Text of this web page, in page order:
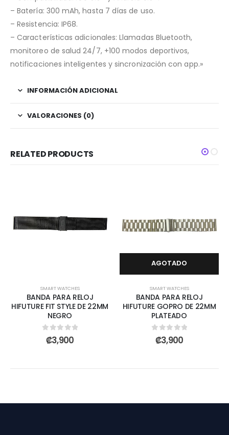
– Batería: 300 mAh, hasta 7 días de uso.
– Resistencia: IP68.
– Características adicionales: Llamadas Bluetooth,
monitoreo de salud 24/7, +100 modos deportivos,
notificaciones inteligentes y sincronización con app.»
INFORMACIÓN ADICIONAL
VALORACIONES (0)
RELATED PRODUCTS
SMART WATCHES
BANDA PARA RELOJ
HIFUTURE FIT STYLE DE 22MM
NEGRO
out of 5
₡3,900
AGOTADO
SMART WATCHES
BANDA PARA RELOJ
HIFUTURE GOPRO DE 22MM
PLATEADO
out of 5
₡3,900